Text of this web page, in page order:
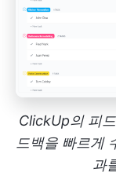
ClickUp의 피
드백을 빠르게
과